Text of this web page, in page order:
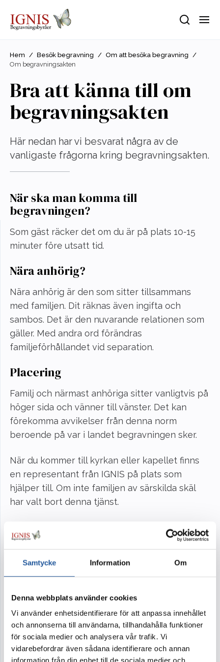
Samtycke Information Om
Denna webbplats använder cookies
Vi använder enhetsidentifierare för att anpassa innehållet
och annonserna till användarna, tillhandahålla funktioner
för sociala medier och analysera vår trafik. Vi
vidarebefordrar även sådana identifierare och annan
information från din enhet till de sociala medier och
Hem / Besök begravning / Om att besöka begravning /
Om begravningsakten
Bra att känna till om
begravningsakten
Här nedan har vi besvarat några av de
vanligaste frågorna kring begravningsakten.
När ska man komma till
begravningen?
Som gäst räcker det om du är på plats 10-15
minuter före utsatt tid.
Nära anhörig?
Nära anhörig är den som sitter tillsammans
med familjen. Dit räknas även ingifta och
sambos. Det är den nuvarande relationen som
gäller. Med andra ord förändras
familjeförhållandet vid separation.
Placering
Familj och närmast anhöriga sitter vanligtvis på
höger sida och vänner till vänster. Det kan
förekomma avvikelser från denna norm
beroende på var i landet begravningen sker.
När du kommer till kyrkan eller kapellet finns
en representant från IGNIS på plats som
hjälper till. Om inte familjen av särskilda skäl
har valt bort denna tjänst.
Tal på begravningar kan kan vara av olika
karaktär beroende på om de hålls i
ceremonilokalen eller vid minnesstunden. Det
har ofta en mer formell framtoning och bör
vara kortfattade. Tal vid minnesstunden kan
vara vardagsberättelser som speglar den
avlidnes personlighet och intressen.